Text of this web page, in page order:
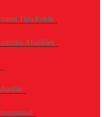
Tipo Fobik
Abatibles